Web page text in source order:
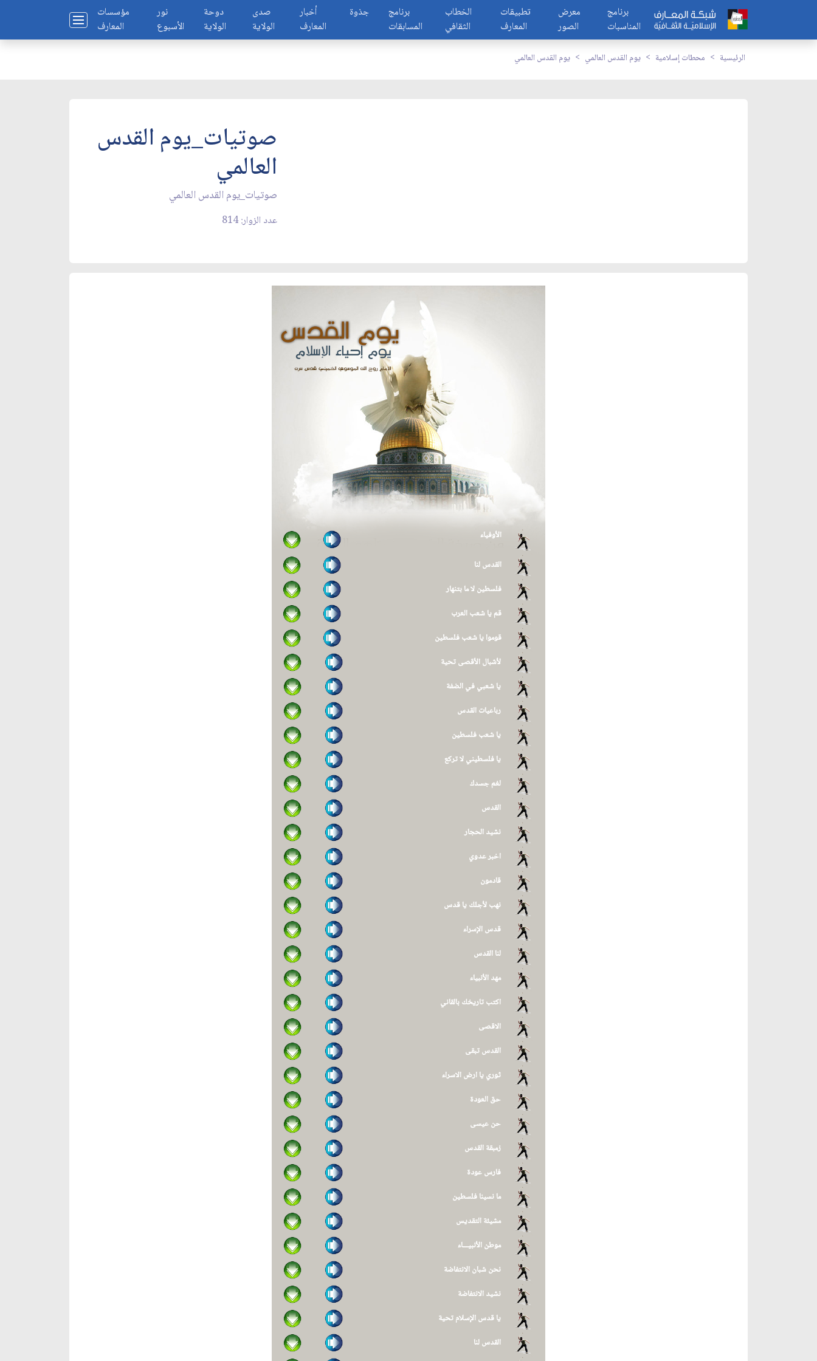
مؤسسات
المعارف
نور
الأسبوع
دوحة
الولاية
صدى
الولاية
أخبار
المعارف
جذوة
برنامج
المسابقات
الخطاب
الثقافي
تطبيقات
المعارف
معرض
الصور
برنامج
المناسبات
الرئيسية محطات إسلامية يوم القدس العالمي يوم القدس العالمي
صوتيات_يوم القدس
العالمي
صوتيات_يوم القدس العالمي
عدد الزوار: 814
الأوفياء
القدس لنا
فلسطين لا ما بتنهار
قم يا شعب العرب
قوموا يا شعب فلسطين
لأشبال الأقصى تحية
يا شعبي في الضفة
رباعيات القدس
يا شعب فلسطين
يا فلسطيني لا تركع
لغم جسدك
القدس
نشيد الحجار
اخبر عدوي
قادمون
نهب لأجلك يا قدس
قدس الإسراء
لنا القدس
مهد الأنبياء
اكتب تاريخك بالقاني
الاقصى
القدس تبقى
ثوري يا ارض الاسراء
حق العودة
حن عيسى
زمبقة القدس
فارس عودة
ما نسينا فلسطين
مشيئة التقديس
موطن الأنبيـــاء
نحن شبان الانتفاضة
نشيد الانتفاضة
يا قدس الإسلام تحية
القدس لنا